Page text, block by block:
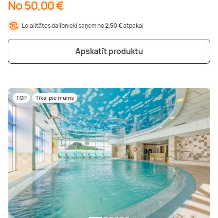
No 50,00 €
Lojalitātes dalībnieki saņem no2,50 €atpakaļ
Apskatīt produktu
TOP Tikai pie mums